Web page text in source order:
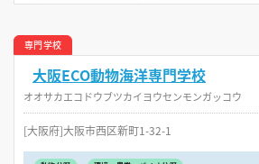
専門学校
大阪ECO動物海洋専門学校
オオサカエコドウブツカイヨウセンモンガッコウ
[大阪府]大阪市西区新町1-32-1